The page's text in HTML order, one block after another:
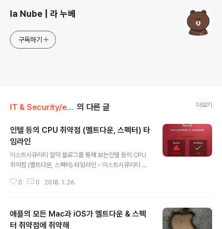
la Nube | 라 누베
구독하기
IT & Security/etc. (악성코드,취약점) 의 다른 글 더보기
인텔 등의 CPU 취약점 (멜트다운, 스펙터) 타
임라인
이스트시큐리티 알약 블로그를 통해 보는인텔 등의 CPU
취약점 (멜트다운, 스펙터) 타임라인 - 이스트시큐리티 알
6일 기준) - 인텔 CPU 취약점(Meltdown&Spectre)
re 취약점 패치, 일부 AMD 탑재 PC 손상 가능성(2018.
01.09 17:32)http://blog.alyac.co.kr/1478 ↓ Goo
0 0 2018. 1. 26.
애플의 모든 Mac과 iOS가 멜트다운 & 스펙
터 취약점에 취약해